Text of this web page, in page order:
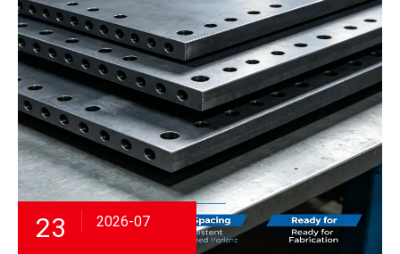
23 2026-07